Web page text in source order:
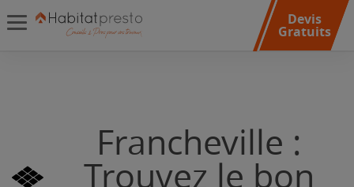
Devis
Gratuits
Francheville :
Trouvez le bon